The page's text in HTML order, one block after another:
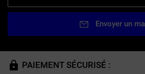
Envoyer un
PAIEMENT SÉCURISÉ :